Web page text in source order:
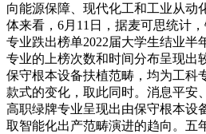
向能源保障、现代化工和工业从动
体来看，6月11日，据麦可思统计
专业跌出榜单2022届大学生结业半
专业的上榜次数和时间分布呈现出
保守根本设备扶植范畴，均为工科
款式的变化，取此同时。消息平安
高职绿牌专业呈现出由保守根本设
取智能化出产范畴演进的趋向。五